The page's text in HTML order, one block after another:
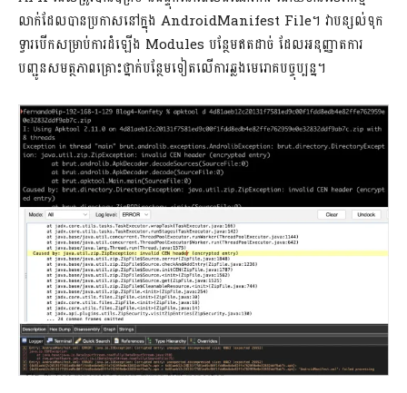
លាក់ដែលបានប្រកាសនៅក្នុង AndroidManifest File។ វាបន្សល់ទុក
ទ្វារបើកសម្រាប់ការដំឡើង Modules បន្ថែមឥតដាច់ ដែលអនុញ្ញាតការ
បញ្ជូនសមត្ថភាពគ្រោះថ្នាក់បន្ថែមទៀតលើការឆ្លងមេរោគបច្ចុប្បន្ន។